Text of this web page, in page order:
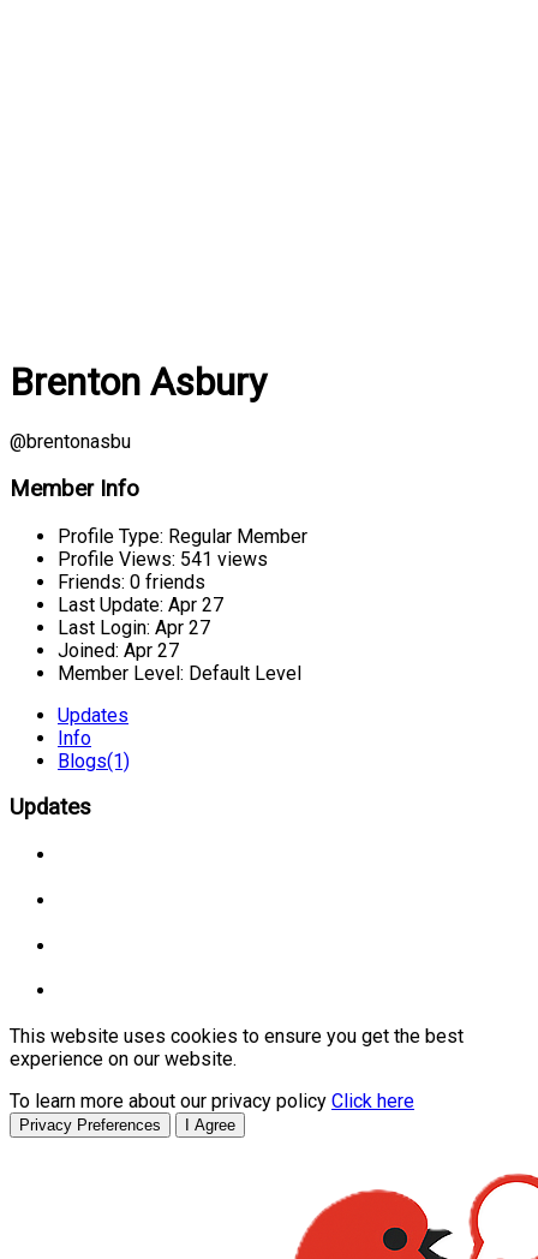
Brenton Asbury
@brentonasbu
Member Info
Profile Type: Regular Member
Profile Views: 541 views
Friends: 0 friends
Last Update: Apr 27
Last Login: Apr 27
Joined: Apr 27
Member Level: Default Level
Updates
Info
Blogs(1)
Updates
This website uses cookies to ensure you get the best
experience on our website.
To learn more about our privacy policy Click here
Privacy Preferences I Agree